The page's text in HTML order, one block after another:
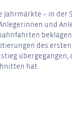
Jahrmärkte – in der
und
des
übergegangen,
hat.